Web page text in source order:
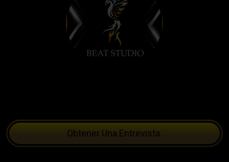
Obtener Una Entrevista.